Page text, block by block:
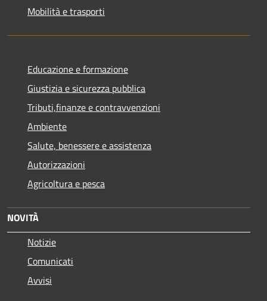
Mobilità e trasporti
Educazione e formazione
Giustizia e sicurezza pubblica
Tributi,finanze e contravvenzioni
Ambiente
Salute, benessere e assistenza
Autorizzazioni
Agricoltura e pesca
NOVITÀ
Notizie
Comunicati
Avvisi